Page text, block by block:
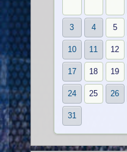
3 4 5
10 11 12
17 18 19
24 25 26
31